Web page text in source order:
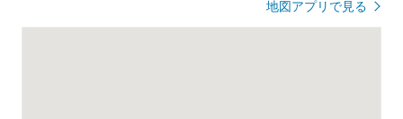
地図アプリで見る